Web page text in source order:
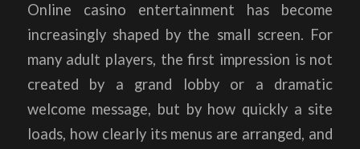
Online casino entertainment has become
increasingly shaped by the small screen. For
many adult players, the first impression is not
created by a grand lobby or a dramatic
welcome message, but by how quickly a site
loads, how clearly its menus are arranged, and